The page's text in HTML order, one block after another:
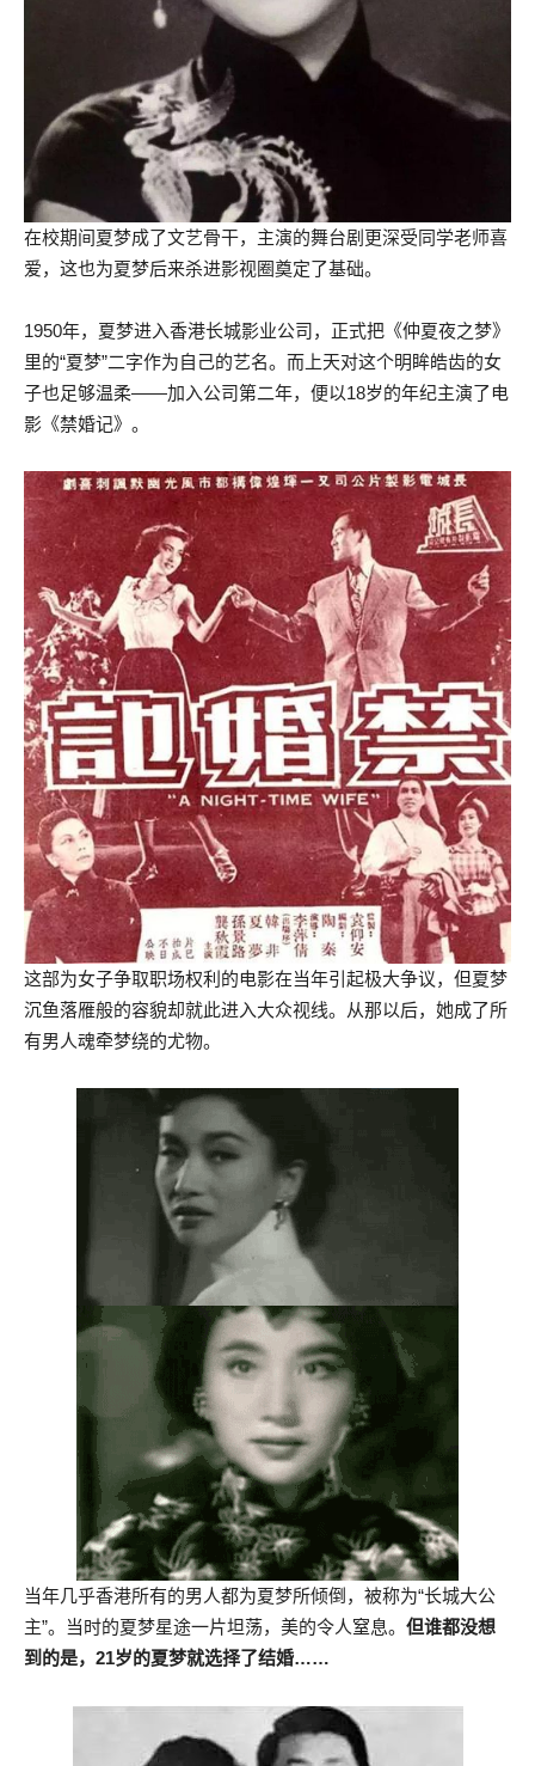
在校期间夏梦成了文艺骨干，主演的舞台剧更深受同学老师喜
爱，这也为夏梦后来杀进影视圈奠定了基础。
1950年，夏梦进入香港长城影业公司，正式把《仲夏夜之梦》
里的“夏梦”二字作为自己的艺名。而上天对这个明眸皓齿的女
子也足够温柔——加入公司第二年，便以18岁的年纪主演了电
影《禁婚记》。
这部为女子争取职场权利的电影在当年引起极大争议，但夏梦
沉鱼落雁般的容貌却就此进入大众视线。从那以后，她成了所
有男人魂牵梦绕的尤物。
当年几乎香港所有的男人都为夏梦所倾倒，被称为“长城大公
主”。当时的夏梦星途一片坦荡，美的令人窒息。 但谁都没想
到的是，21岁的夏梦就选择了结婚……